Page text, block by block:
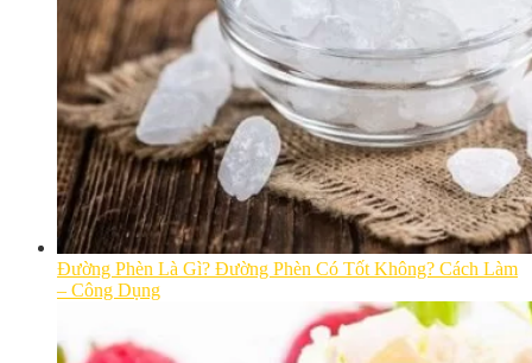
Đường Phèn Là Gì? Đường Phèn Có Tốt Không? Cách Làm
– Công Dụng